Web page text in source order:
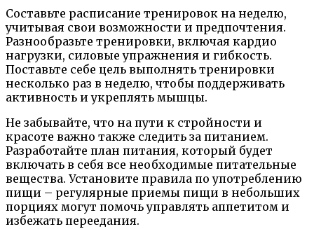
Составьте расписание тренировок на неделю,
учитывая свои возможности и предпочтения.
Разнообразьте тренировки, включая кардио
нагрузки, силовые упражнения и гибкость.
Поставьте себе цель выполнять тренировки
несколько раз в неделю, чтобы поддерживать
активность и укреплять мышцы.
Не забывайте, что на пути к стройности и
красоте важно также следить за питанием.
Разработайте план питания, который будет
включать в себя все необходимые питательные
вещества. Установите правила по употреблению
пищи – регулярные приемы пищи в небольших
порциях могут помочь управлять аппетитом и
избежать переедания.